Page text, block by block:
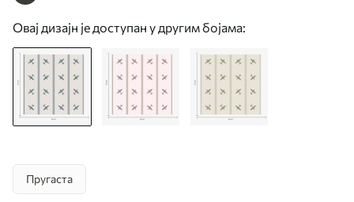
Овај дизајн је доступан у другим бојама:
Пругаста